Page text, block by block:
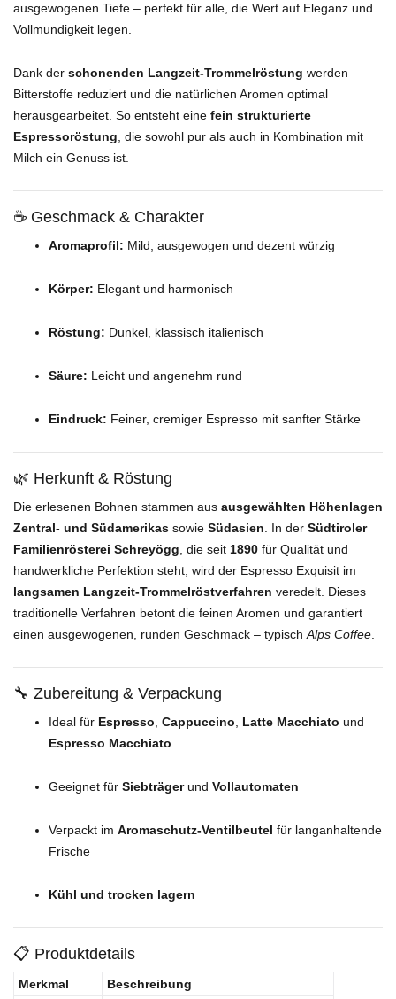
ausgewogenen Tiefe – perfekt für alle, die Wert auf Eleganz und
Vollmundigkeit legen.
Dank der schonenden Langzeit-Trommelröstung werden
Bitterstoffe reduziert und die natürlichen Aromen optimal
herausgearbeitet. So entsteht eine fein strukturierte
Espressoröstung , die sowohl pur als auch in Kombination mit
Milch ein Genuss ist.
☕ Geschmack & Charakter
Aromaprofil: Mild, ausgewogen und dezent würzig
Körper: Elegant und harmonisch
Röstung: Dunkel, klassisch italienisch
Säure: Leicht und angenehm rund
Eindruck: Feiner, cremiger Espresso mit sanfter Stärke
🌿 Herkunft & Röstung
Die erlesenen Bohnen stammen aus ausgewählten Höhenlagen
Zentral- und Südamerikas sowie Südasien . In der Südtiroler
Familienrösterei Schreyögg , die seit 1890 für Qualität und
handwerkliche Perfektion steht, wird der Espresso Exquisit im
langsamen Langzeit-Trommelröstverfahren veredelt. Dieses
traditionelle Verfahren betont die feinen Aromen und garantiert
einen ausgewogenen, runden Geschmack – typisch Alps Coffee
🔧 Zubereitung & Verpackung
Ideal für Espresso Cappuccino Latte Macchiato und
Espresso Macchiato
Geeignet für Siebträgerund Vollautomaten
Verpackt im Aromaschutz-Ventilbeutel für langanhaltende
Frische
Kühl und trocken lagern
📋 Produktdetails
Merkmal Beschreibung